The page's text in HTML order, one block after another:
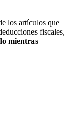
los artículos que
fiscales,
mientras